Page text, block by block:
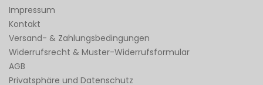
Impressum
Kontakt
Versand- & Zahlungsbedingungen
Widerrufsrecht & Muster-Widerrufsformular
AGB
Privatsphäre und Datenschutz